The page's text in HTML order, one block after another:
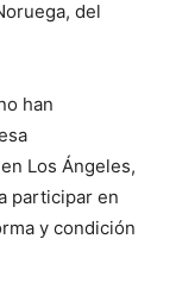
del
han
Los Ángeles,
participar en
y condición